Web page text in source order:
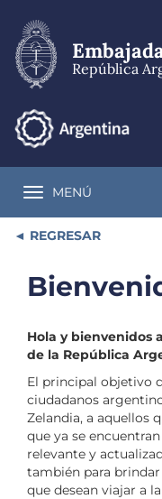
contenido
principal
República
Toggle navigation
MENÚ
REGRESAR
Hola y bienvenidos
de la República
El principal objetivo
ciudadanos
Zelandia, a aquellos
que ya se
relevante y
también para
que desean viajar a